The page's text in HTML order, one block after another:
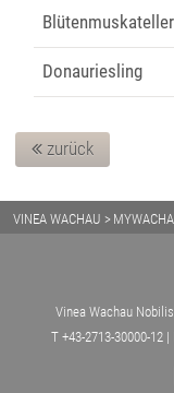
Blütenmuskateller
Donauriesling
zurück
VINEA WACHAU
Vinea Wachau
T +43-2713-30000-12